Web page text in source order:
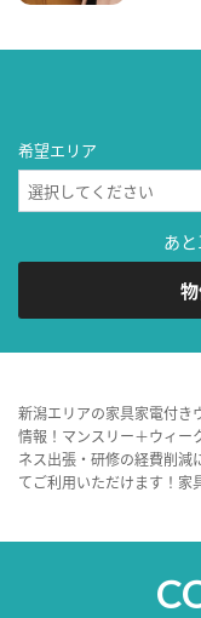
希望エリア
あ
新潟エリアの家具家電付き
情報！マンスリー＋ウィー
ネス出張・研修の経費削減
てご利用いただけます！家